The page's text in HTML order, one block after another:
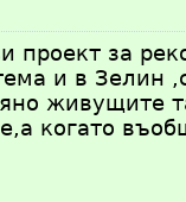
проект за
и в Зелин
живущите
когато